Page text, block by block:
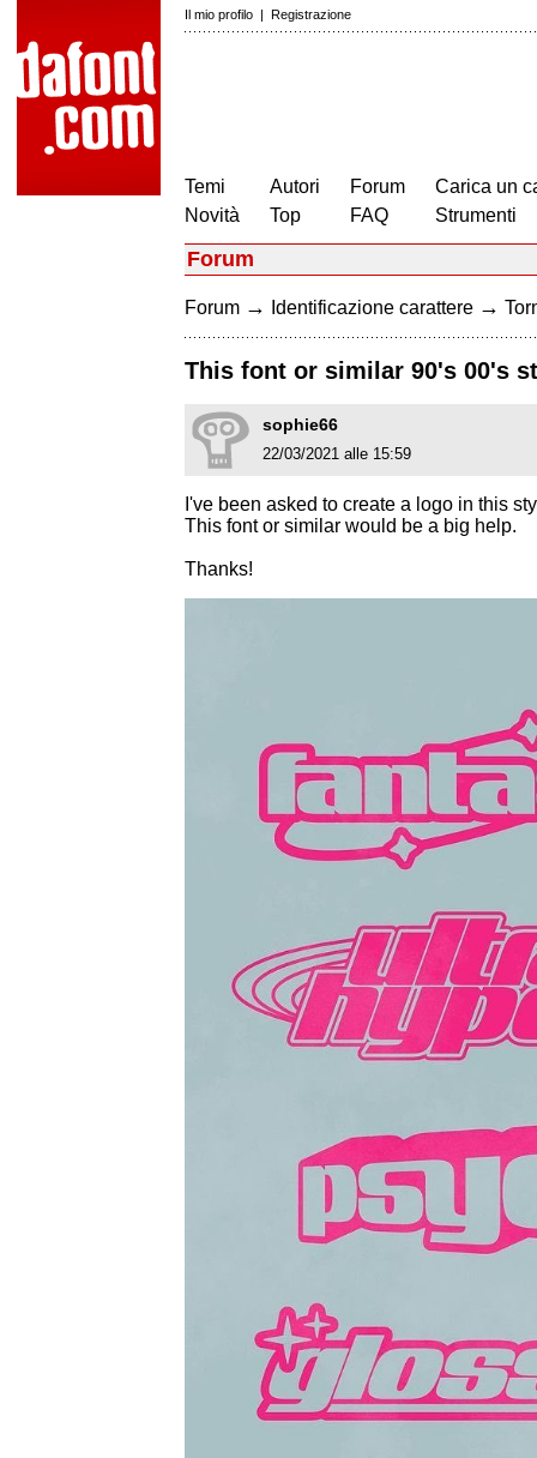
Il mio profilo | Registrazione
Temi
Novità
Autori
Top
Forum
FAQ
Carica un
Strumenti
Forum
Forum → Identificazione carattere →
This font or similar 90's 00's
sophie66
22/03/2021 alle 15:59
I've been asked to create a logo in this
This font or similar would be a big help.
Thanks!